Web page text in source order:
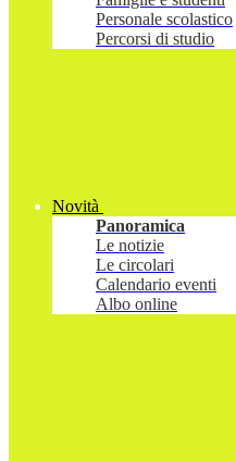
Personale scolastico
Percorsi di studio
Novità
Panoramica
Le notizie
Le circolari
Calendario eventi
Albo online